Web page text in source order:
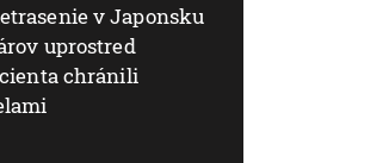
v Japonsku
uprostred
chránili